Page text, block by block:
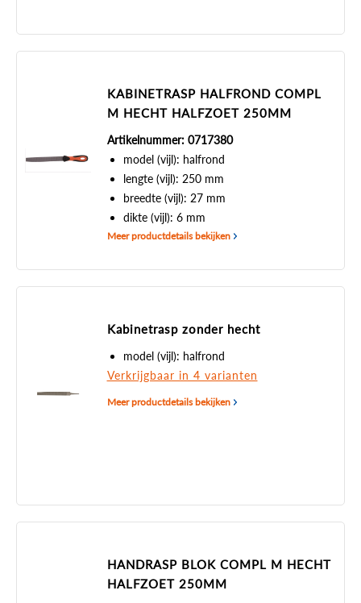
KABINETRASP HALFROND COMPL
M HECHT HALFZOET 250MM
Artikelnummer: 0717380
model (vijl): halfrond
lengte (vijl): 250 mm
breedte (vijl): 27 mm
dikte (vijl): 6 mm
Meer productdetails bekijken
Kabinetrasp zonder hecht
model (vijl): halfrond
Verkrijgbaar in 4 varianten
Meer productdetails bekijken
HANDRASP BLOK COMPL M HECHT
HALFZOET 250MM